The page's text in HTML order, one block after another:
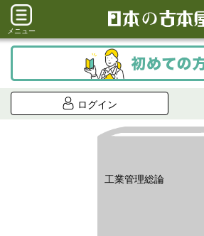
メニュー
ログイン
工業管理総論